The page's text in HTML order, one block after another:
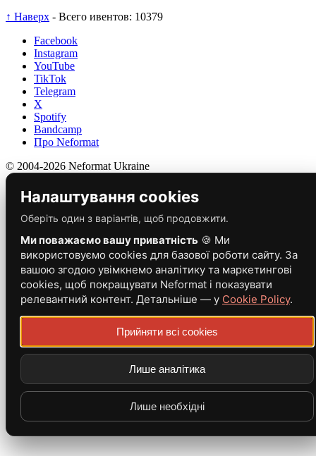
↑ Наверх - Всего ивентов: 10379
Facebook
Instagram
YouTube
TikTok
Telegram
X
Spotify
Bandcamp
Про Neformat
© 2004-2026 Neformat Ukraine
Налаштування cookies
Оберіть один з варіантів, щоб продовжити.
Ми поважаємо вашу приватність 🍪 Ми
використовуємо cookies для базової роботи сайту. За
вашою згодою увімкнемо аналітику та маркетингові
cookies, щоб покращувати Neformat і показувати
релевантний контент. Детальніше — у Cookie Policy.
Прийняти всі cookies
Лише аналітика
Лише необхідні